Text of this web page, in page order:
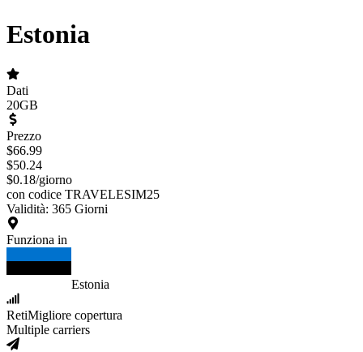
Estonia
Dati
20GB
Prezzo
$66.99
$50.24
$0.18/giorno
con codice TRAVELESIM25
Validità: 365 Giorni
Funziona in
Estonia
RetiMigliore copertura
Multiple carriers